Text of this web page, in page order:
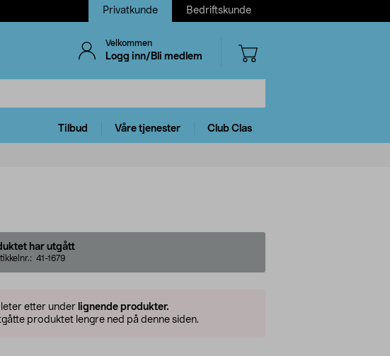
Privatkunde Bedriftskunde
Velkommen
Logg inn/Bli medlem
Tilbud Våre tjenester Club Clas
har utgått
41-1679
etter under lignende produkter.
produktet lengre ned på denne siden.